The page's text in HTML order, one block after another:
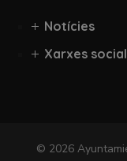
Notícies
Xarxes
© 2026